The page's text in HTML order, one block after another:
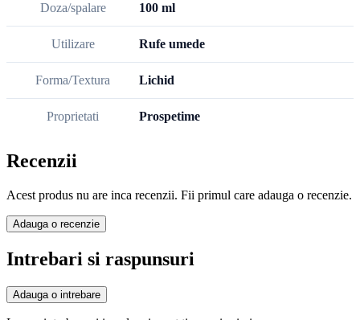
Doza/spalare 100 ml
Utilizare Rufe umede
Forma/Textura Lichid
Proprietati Prospetime
Recenzii
Acest produs nu are inca recenzii. Fii primul care adauga o recenzie.
Adauga o recenzie
Intrebari si raspunsuri
Adauga o intrebare